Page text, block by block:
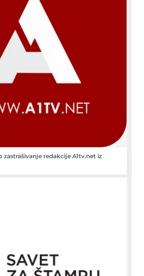
zastrašivanje redakcije A1tv.net iz